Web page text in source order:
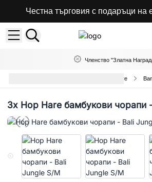
Честна търговия с подаръци на
Членство "Златна
Дълги Бамбукови Чорапи Hop Hare
3x Hop Hare бамбукови чорапи